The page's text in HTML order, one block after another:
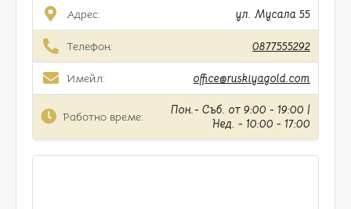
Адрес: ул. Мусала 55
Телефон: 0877555292
Имейл: office@ruskiyagold.com
Работно време:
Пон.- Съб. от 9:00 - 19:00 |
Нед. - 10:00 - 17:00